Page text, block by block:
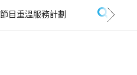
節目重溫服務計劃